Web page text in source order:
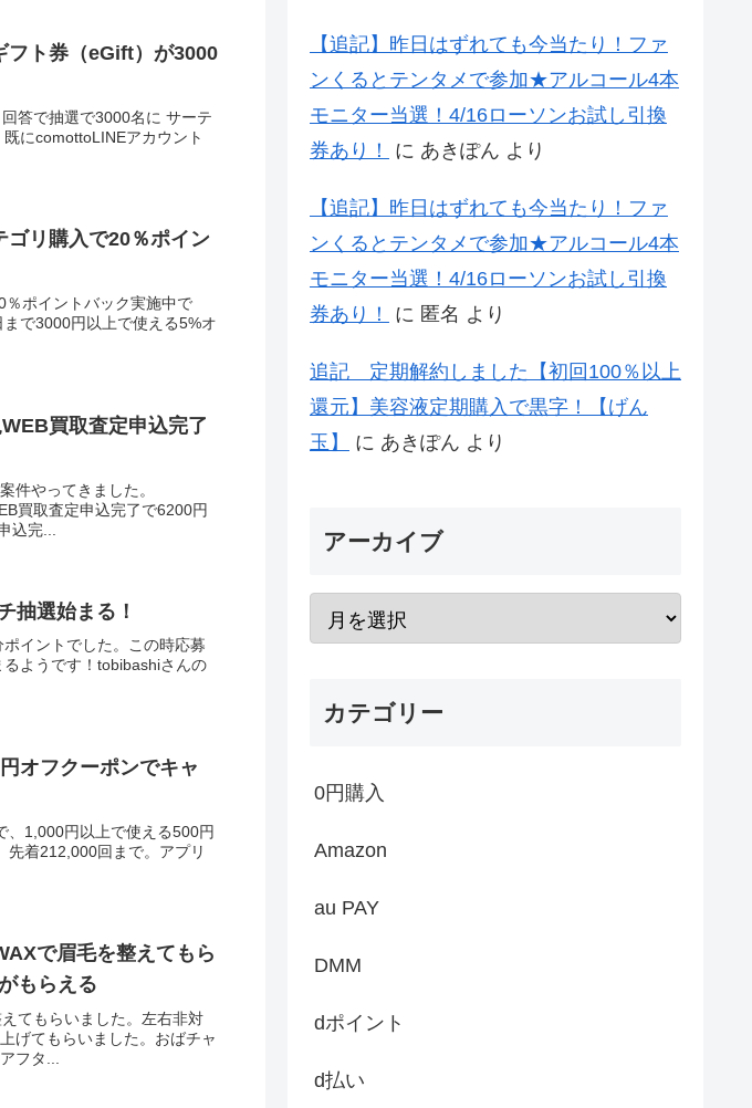
ト券（eGift）が3000
答で抽選で3000名に サーテ
にcomottoLINEアカウント
ゴリ購入で20％ポイン
ポイントバック実施中で
で3000円以上で使える5%オ
買取査定申込完了
件やってきました。
買取査定申込完了で6200円
込完...
抽選始まる！
イントでした。この時応募
ようです！tobibashiさんの
オフクーポンでキャ
、1,000円以上で使える500円
先着212,000回まで。アプリ
で眉毛を整えてもら
もらえる
てもらいました。左右非対
げてもらいました。おばチャ
フタ...
【追記】昨日はずれても今当たり！ファ
ンくるとテンタメで参加★アルコール4本
モニター当選！4/16ローソンお試し引換
券あり！
に あきぽん より
【追記】昨日はずれても今当たり！ファ
ンくるとテンタメで参加★アルコール4本
モニター当選！4/16ローソンお試し引換
券あり！
に 匿名 より
追記 定期解約しました【初回100％以上
還元】美容液定期購入で黒字！【げん
玉】
に あきぽん より
アーカイブ
カテゴリー
0円購入
Amazon
au PAY
DMM
dポイント
d払い